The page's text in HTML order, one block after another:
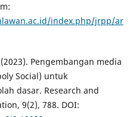
index.php/jrpp/ar
Pengembangan media
Social) untuk
dasar. Research and
9(2), 788. DOI: